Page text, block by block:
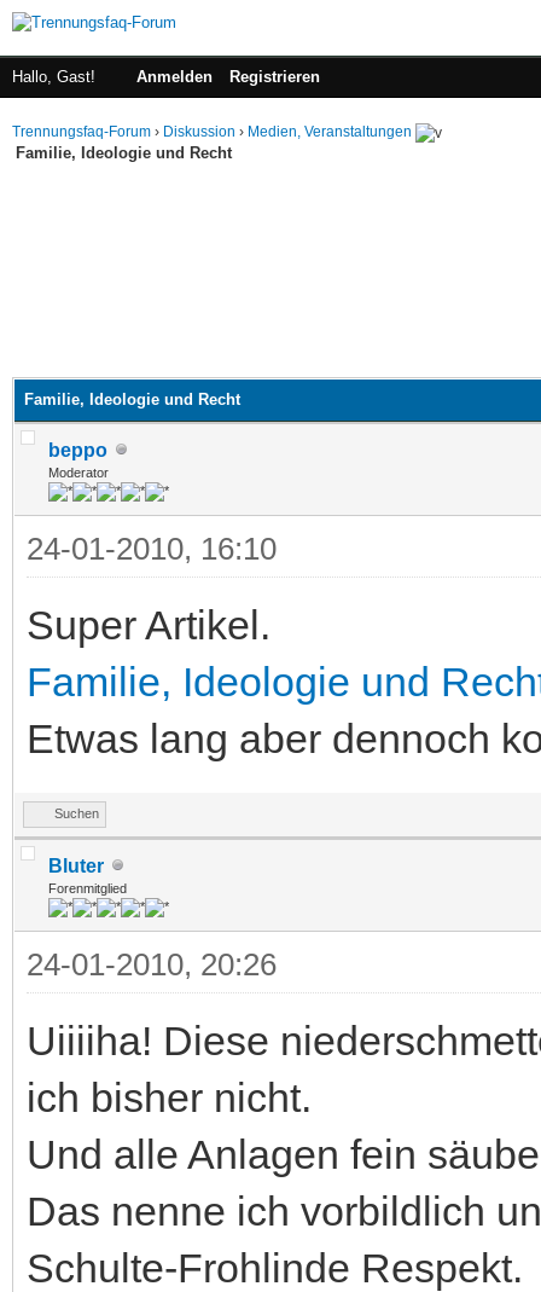
Hallo, Gast! Anmelden Registrieren
Trennungsfaq-Forum › Diskussion › Medien, Veranstaltungen
Familie, Ideologie und Recht
Familie, Ideologie und Recht
beppo
Moderator
24-01-2010, 16:10
Super Artikel.
Familie, Ideologie und
Etwas lang aber dennoch
Suchen
Bluter
Forenmitglied
24-01-2010, 20:26
Uiiiiha! Diese
ich bisher nicht.
Und alle Anlagen fein
Das nenne ich vorbildlich
Schulte-Frohlinde Respekt.